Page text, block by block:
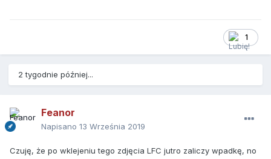
1
2 tygodnie później...
Feanor
Napisano 13 Września 2019
Czuję, że po wklejeniu tego zdjęcia LFC jutro zaliczy wpadkę, no